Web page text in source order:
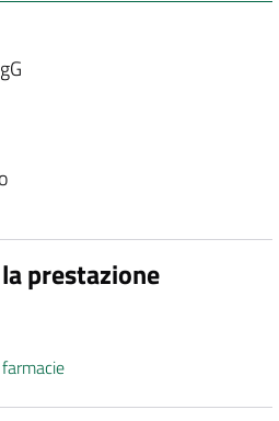
prestazione
farmacie